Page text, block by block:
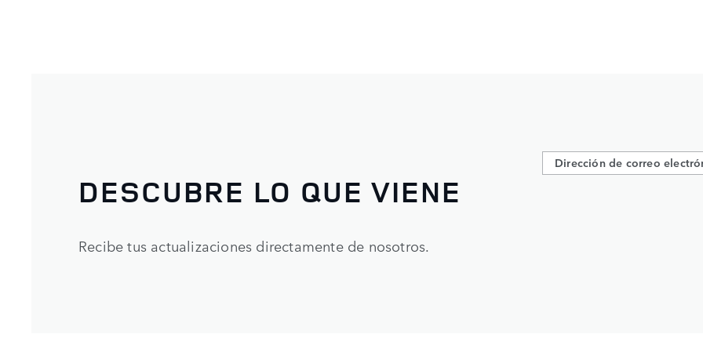
DESCUBRE LO QUE VIENE
Recibe tus actualizaciones directamente de nosotros.